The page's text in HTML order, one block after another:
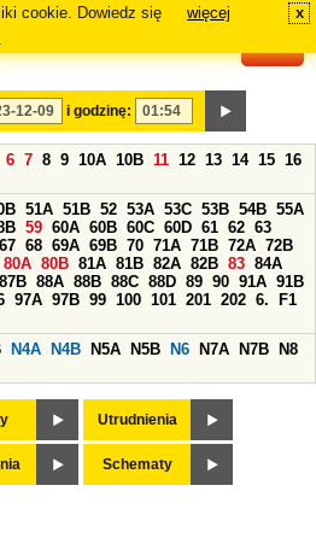
cookie. Dowiedz się
więcej x
i godzinę:
6 7 8 9 10A 10B 11 12 13 14 15 16
51A 51B 52 53A 53C 53B 54B 55A
59 60A 60B 60C 60D 61 62 63
67 68 69A 69B 70 71A 71B 72A 72B
80A 80B 81A 81B 82A 82B 83 84A
87B 88A 88B 88C 88D 89 90 91A 91B
97A 97B 99 100 101 201 202 6.
F1
N4A N4B N5A N5B N6 N7A N7B
N8
Utrudnienia
Schematy